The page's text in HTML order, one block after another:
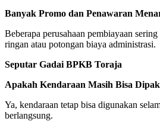
Banyak Promo dan Penawaran
Beberapa perusahaan pembiayaan
ringan atau potongan biaya administrasi.
Seputar Gadai BPKB Toraja
Apakah Kendaraan Masih Bisa
Ya, kendaraan tetap bisa digunakan
berlangsung.